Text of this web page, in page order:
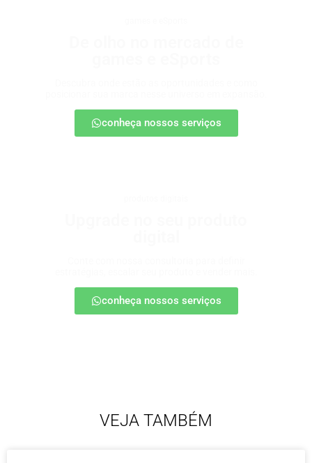
conheça nossos serviços
conheça nossos serviços
VEJA TAMBÉM